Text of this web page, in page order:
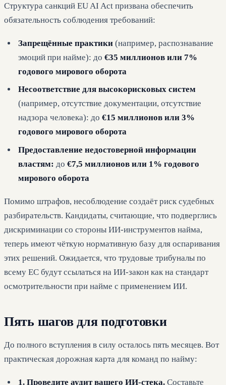
Структура санкций EU AI Act призвана обеспечить
обязательность соблюдения требований:
Запрещённые практики (например, распознавание
эмоций при найме): до €35 миллионов или 7%
годового мирового оборота
Несоответствие для высокорисковых систем
(например, отсутствие документации, отсутствие
надзора человека): до €15 миллионов или 3%
годового мирового оборота
Предоставление недостоверной информации
властям: до €7,5 миллионов или 1% годового
мирового оборота
Помимо штрафов, несоблюдение создаёт риск судебных
разбирательств. Кандидаты, считающие, что подверглись
дискриминации со стороны ИИ-инструментов найма,
теперь имеют чёткую нормативную базу для оспаривания
этих решений. Ожидается, что трудовые трибуналы по
всему ЕС будут ссылаться на ИИ-закон как на стандарт
осмотрительности при найме с применением ИИ.
Пять шагов для подготовки
До полного вступления в силу осталось пять месяцев. Вот
практическая дорожная карта для команд по найму:
1. Проведите аудит вашего ИИ-стека. Составьте